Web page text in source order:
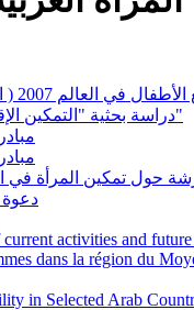
العالم 2007 ( النساء والأطفال : العائد المزدوج للمساواة )
دراسة بحثية "التمكين الإقتصادي للمرأة في الضفة الغربية، فلسطين"
حول تمكين المرأة في
دعوة
activities and
dans la région du
in Selected Arab